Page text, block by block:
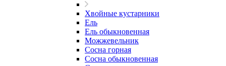
Хвойные кустарники
Ель
Ель обыкновенная
Можжевельник
Сосна горная
Сосна обыкновенная